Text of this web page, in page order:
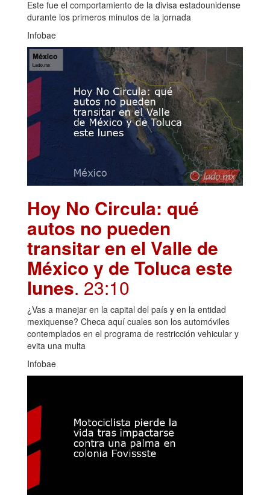
Este fue el comportamiento de la divisa estadounidense
durante los primeros minutos de la jornada
Infobae
Hoy No Circula: qué
autos no pueden
transitar en el Valle de
México y de Toluca este
lunes. 23:10
¿Vas a manejar en la capital del país y en la entidad
mexiquense? Checa aquí cuales son los automóviles
contemplados en el programa de restricción vehicular y
evita una multa
Infobae